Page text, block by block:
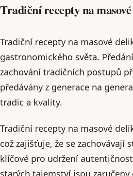
Tradiční recepty na
Tradiční recepty na masové
gastronomického světa.
zachování tradičních postupů
předávány z generace na
tradic a kvality.
Tradiční recepty na masové
což zajišťuje, že se
klíčové pro udržení
starých tajemství jsou